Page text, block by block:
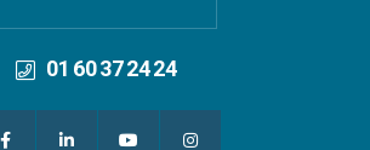
01 60 37 24 24